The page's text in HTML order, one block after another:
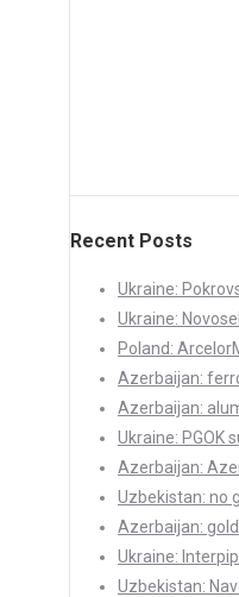
Recent Posts
Ukraine:
Ukraine:
Poland:
Azerbaijan:
Azerbaijan:
Ukraine: PGOK
Azerbaijan:
Uzbekistan: no
Azerbaijan:
Ukraine:
Uzbekistan: